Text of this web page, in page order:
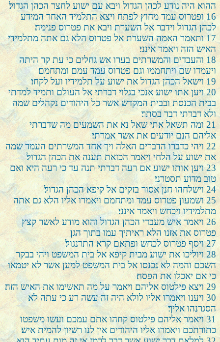
ההוא היה נודע לכהן הגדול ויבא עם ישוע לחצר הכהן הגדול׃
16 ופטרוס עמד מחוץ לפתח ויצא התלמיד האחר המידע
לכהן הגדול וידבר אל השערת ויבא את פטרוס פנימה׃
17 ותאמר האמה השערת אל פטרוס הלא גם אתה מתלמידי
האיש הזה ויאמר אינני׃
18 והעבדים והמשרתים בערו אש גחלים כי עת קר היתה
ויעמדו שם ויתחממו וגם פטרוס עמד עמם ומתחמם׃
19 וישאל הכהן הגדול את ישוע על תלמידיו ועל לקחו׃
20 ויען אתו ישוע אנכי בגלוי דברתי אל העולם ותמיד למדתי
בבית הכנסת ובבית המקדש אשר כל היהודים נקהלים שמה
ולא דברתי דבר בסתר׃
21 ומה תשאל אתי שאל נא את השמעים מה שדברתי
אליהם הנם יודעים את אשר אמרתי׃
22 ויהי כדברו הדברים האלה ויך אחד המשרתים העמד שמה
את ישוע על הלחי ויאמר הכזאת תענה את הכהן הגדול׃
23 ויען אותו ישוע אם רעה דברתי תנה עד כי רעה היא ואם
טוב מדוע תסטרני׃
24 וישלחהו חנן אסור בזקים אל קיפא הכהן הגדול׃
25 ושמעון פטרוס עמד ומתחמם ויאמרו אליו הלא גם אתה
מתלמידיו ויכחש ויאמר אינני׃
26 ויאמר איש מעבדי הכהן הגדול והוא מודע לאשר קצץ
פטרוס את אזנו הלא ראיתיך עמו בתוך הגן׃
27 ויסף פטרוס לכחש ופתאם קרא התרנגול׃
28 ויוליכו את ישוע מבית קיפא אל בית המשפט ויהי בבקר
השכם והמה לא נכנסו אל בית המשפט למען אשר לא יטמאו
כי אם יאכלו את הפסח׃
29 ויצא פילטוס אליהם ויאמר על מה תאשימו את האיש הזה׃
30 ויענו ויאמרו אליו לולא היה זה עשה רע כי עתה לא
הסגרנהו אליך׃
31 ויאמר אליהם פילטוס קחהו אתם עמכם ועשו משפטו
כתורתכם ויאמרו אליו היהודים אין לנו רשיון להמית איש׃